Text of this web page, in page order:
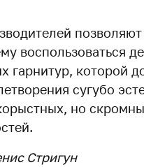
воспользоваться
гарнитур, которой
сугубо
но
Стригун